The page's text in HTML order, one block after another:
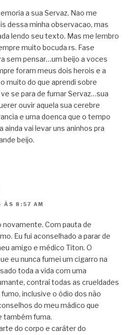
a sua Servaz. Nao me
dessa minha observacao, mas
lendo seu texto. Mas me lembro
muito bocuda rs. Fase
sem pensar…um beijo a voces
foram meus dois herois e a
muito do que aprendi sobre
se para de fumar Servaz…sua
ouvir aquela sua cerebre
e uma doenca que o tempo
ainda vai levar uns aninhos pra
beijo.
8:57 AM
novamente. Com pauta de
Eu fui aconselhado a parar de
amigo e médico Titon. O
eu nunca fumei um cigarro na
toda a vida com uma
contraí todas as crueldades
inclusive o ódio dos não
do meu mádico que
também fuma.
do corpo e caráter do